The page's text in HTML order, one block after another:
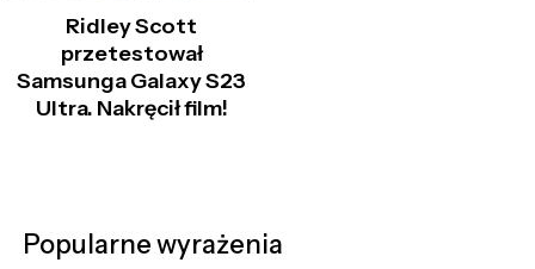
Ridley Scott
przetestował
Samsunga Galaxy S23
Ultra. Nakręcił film!
Popularne wyrażenia